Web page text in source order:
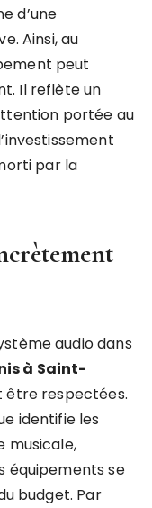
d’une
Ainsi, au
peut
Il reflète un
portée au
par la
audio dans
à Saint-
être respectées.
identifie les
musicale,
équipements se
budget. Par